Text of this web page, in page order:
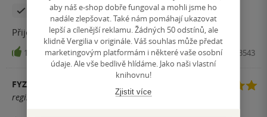
Zakoupil produkt
Přijemné čtení zesvěta warcraft.
15 Kniha, Fantom Print, 2016, 9788073983543
FYZDRON
registrovaný uživatel
aby náš e-shop dobře fungoval a mohli jsme ho
nadále zlepšovat. Také nám pomáhají ukazovat
lepší a cílenější reklamu. Žádných 50 odstínů, ale
klidně Vergilia v originále. Váš souhlas může předat
marketingovým platformám i některé vaše osobní
údaje. Ale vše bedlivě hlídáme. Jako naši vlastní
knihovnu!
Zjistit více